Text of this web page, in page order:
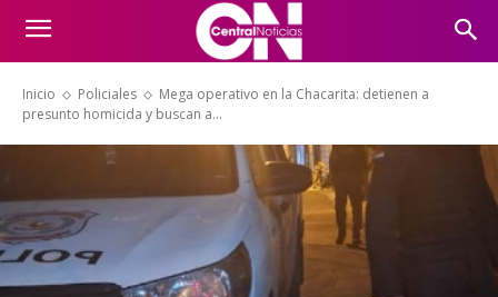
Inicio Policiales
Mega operativo en la Chacarita: detienen a
presunto homicida y buscan a...